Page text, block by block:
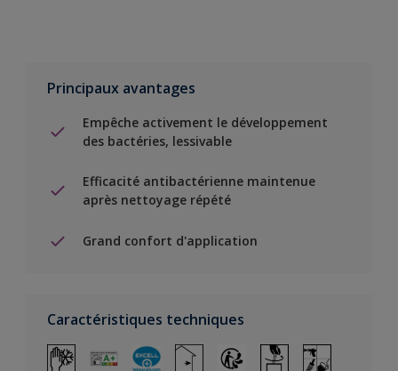
Principaux avantages
Empêche activement le développement
des bactéries, lessivable
Efficacité antibactérienne maintenue
après nettoyage répété
Grand confort d'application
Caractéristiques techniques